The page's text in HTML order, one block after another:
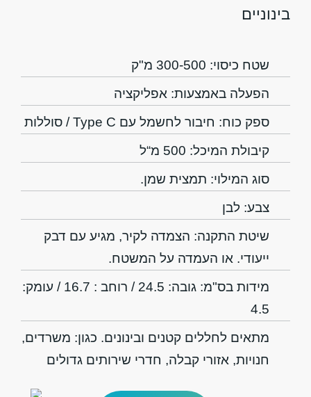
בינוניים
שטח כיסוי: 300-500 מ"ק
הפעלה באמצעות: אפליקציה
ספק כוח: חיבור לחשמל עם Type C / סוללות
קיבולת המיכל: 500 מ“ל
סוג המילוי: תמצית שמן.
צבע: לבן
שיטת התקנה: הצמדה לקיר, מגיע עם דבק
ייעודי. או העמדה על המשטח.
מידות בס"מ: גובה: 24.5 / רוחב : 16.7 / עומק:
4.5
מתאים לחללים קטנים ובינונים. כגון: משרדים,
חנויות, אזורי קבלה, חדרי שירותים גדולים